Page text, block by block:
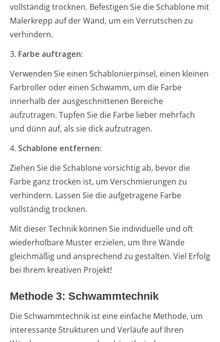
vollständig trocknen. Befestigen Sie die Schablone mit
Malerkrepp auf der Wand, um ein Verrutschen zu
verhindern.
3. Farbe auftragen:
Verwenden Sie einen Schablonierpinsel, einen kleinen
Farbroller oder einen Schwamm, um die Farbe
innerhalb der ausgeschnittenen Bereiche
aufzutragen. Tupfen Sie die Farbe lieber mehrfach
und dünn auf, als sie dick aufzutragen.
4. Schablone entfernen:
Ziehen Sie die Schablone vorsichtig ab, bevor die
Farbe ganz trocken ist, um Verschmierungen zu
verhindern. Lassen Sie die aufgetragene Farbe
vollständig trocknen.
Mit dieser Technik können Sie individuelle und oft
wiederholbare Muster erzielen, um Ihre Wände
gleichmäßig und ansprechend zu gestalten. Viel Erfolg
bei Ihrem kreativen Projekt!
Methode 3: Schwammtechnik
Die Schwammtechnik ist eine einfache Methode, um
interessante Strukturen und Verläufe auf Ihren